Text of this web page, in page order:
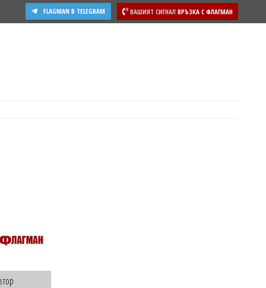
ВАШИЯТ СИГНАЛ ВРЪЗКА С ФЛАГМАН
FLAGMAN В TELEGRAM